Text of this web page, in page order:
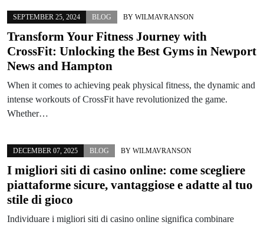
SEPTEMBER 25, 2024 BLOG BY WILMAVRANSON
Transform Your Fitness Journey with
CrossFit: Unlocking the Best Gyms in Newport
News and Hampton
When it comes to achieving peak physical fitness, the dynamic and
intense workouts of CrossFit have revolutionized the game.
Whether…
DECEMBER 07, 2025 BLOG BY WILMAVRANSON
I migliori siti di casino online: come scegliere
piattaforme sicure, vantaggiose e adatte al tuo
stile di gioco
Individuare i migliori siti di casino online significa combinare